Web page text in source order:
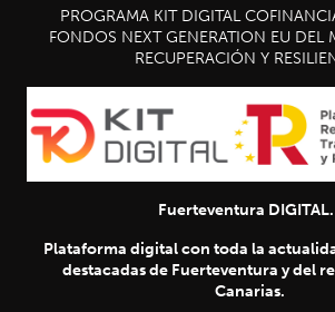
PROGRAMA KIT DIGITAL
FONDOS NEXT GENERATION EU DEL
RECUPERACIÓN Y
Fuerteventura DIGITAL.
Plataforma digital con toda la
destacadas de Fuerteventura y del
Canarias.